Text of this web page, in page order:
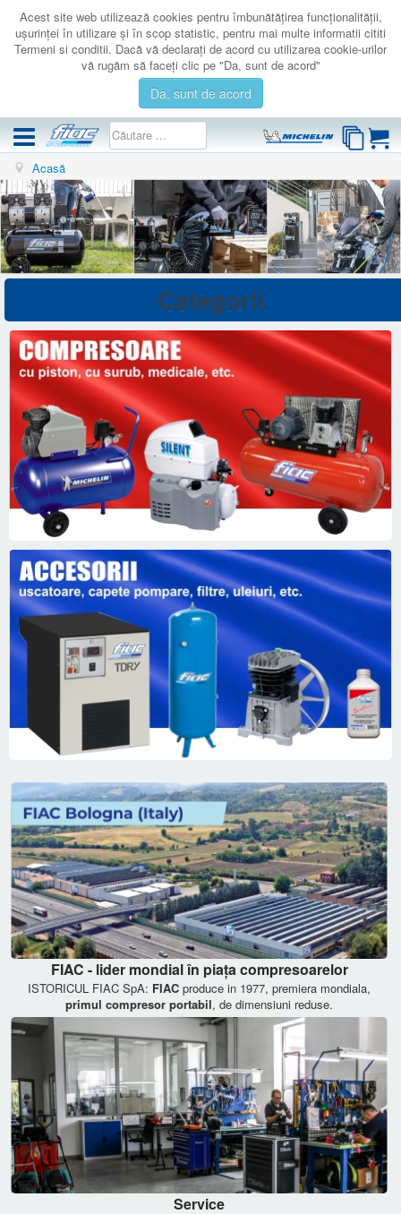
Acest site web utilizează cookies pentru îmbunătăţirea funcţionalităţii,
uşurinţei în utilizare şi în scop statistic, pentru mai multe informatii cititi
Termeni si conditii. Dacă vă declaraţi de acord cu utilizarea cookie-urilor
vă rugăm să faceţi clic pe "Da, sunt de acord"
Da, sunt de acord
COMPRESOARE
ACCESORII
PRODUSE NOI
LICHIDARE
CATALOAGE
CONTACT
AUTENTIFICARE
Acasă
Categorii
FIAC - lider mondial în piața compresoarelor
ISTORICUL FIAC SpA: FIAC produce in 1977, premiera mondiala,
primul compresor portabil, de dimensiuni reduse.
Service